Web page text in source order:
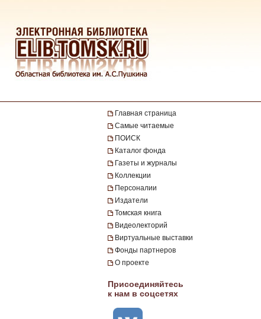
Главная страница
Самые читаемые
ПОИСК
Каталог фонда
Газеты и журналы
Коллекции
Персоналии
Издатели
Томская книга
Видеолекторий
Виртуальные выставки
Фонды партнеров
О проекте
Присоединяйтесь
к нам в соцсетях